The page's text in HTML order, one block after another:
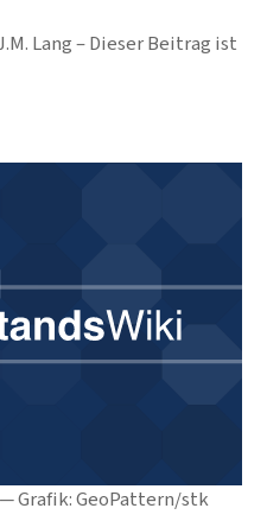
Grafik: GeoPattern/stk
Lang
Dieser Beitrag ist